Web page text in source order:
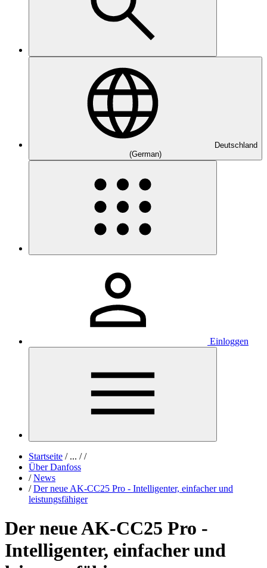
Deutschland
(German)
Einloggen
Startseite /... / /
Über Danfoss
/ News
/ Der neue AK-CC25 Pro - Intelligenter, einfacher und
leistungsfähiger
Der neue AK-CC25 Pro -
Intelligenter, einfacher und